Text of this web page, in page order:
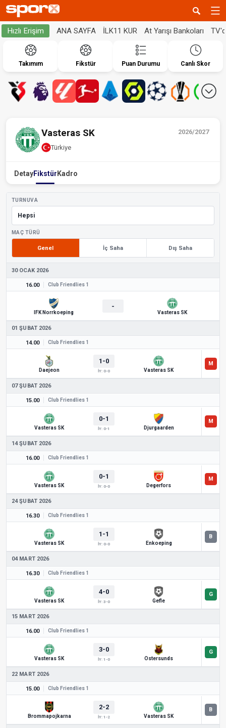
Hızlı Erişim ANA SAYFA İLK11 KUR At Yarışı Bankoları
Takımım Fikstür Puan Durumu Canlı Skor
2026/2027
Vasteras SK
Türkiye
DetayFikstür Kadro
TURNUVA
MAÇ TÜRÜ
Genel İç Saha Dış Saha
30 OCAK 2026
16.00 Club Friendlies 1
IFK Norrkoeping
-
Vasteras SK
01 ŞUBAT 2026
14.00 Club Friendlies 1
Daejeon
1-0
İY: 0-0 Vasteras SK
07 ŞUBAT 2026
15.00 Club Friendlies 1
Vasteras SK
0-1
İY: 0-1 Djurgaarden
14 ŞUBAT 2026
16.00 Club Friendlies 1
Vasteras SK
0-1
İY: 0-0 Degerfors
24 ŞUBAT 2026
16.30 Club Friendlies 1
Vasteras SK
1-1
İY: 0-0 Enkoeping
04 MART 2026
16.30 Club Friendlies 1
Vasteras SK
4-0
İY: 3-0 Gefle
15 MART 2026
16.00 Club Friendlies 1
Vasteras SK
3-0
İY: 1-0 Östersunds
22 MART 2026
15.00 Club Friendlies 1
Brommapojkarna
2-2
İY: 1-2 Vasteras SK